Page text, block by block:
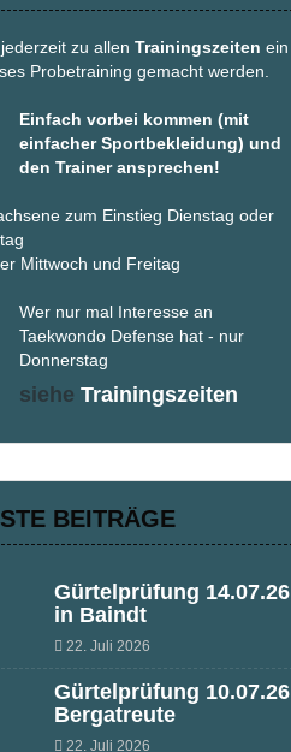
zu allen Trainingszeiten ein
Probetraining gemacht werden.
Einfach vorbei kommen (mit
einfacher Sportbekleidung) und
den Trainer ansprechen!
zum Einstieg Dienstag oder
Mittwoch und Freitag
Wer nur mal Interesse an
Taekwondo Defense hat - nur
Donnerstag
siehe Trainingszeiten
BEITRÄGE
Gürtelprüfung 14.07.26
in Baindt
22. Juli 2026
Gürtelprüfung 10.07.26
Bergatreute
22. Juli 2026